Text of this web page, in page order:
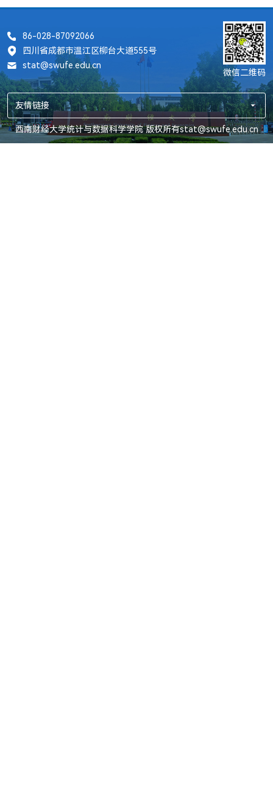
86-028-87092066
四川省成都市温江区柳台大道555号
stat@swufe.edu.cn
微信二维码
友情链接
西南财经大学统计与数据科学学院 版权所有stat@swufe.edu.cn